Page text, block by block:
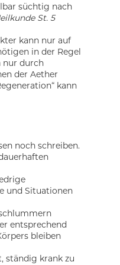
süchtig nach
St. 5
kann nur auf
in der Regel
nur durch
der Aether
kann
noch schreiben.
und Situationen
entsprechend
bleiben
ständig krank zu